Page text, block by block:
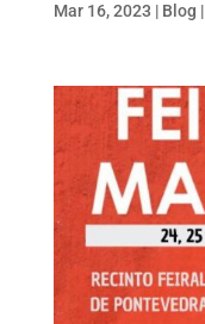
Mar 16, 2023 | Blog |